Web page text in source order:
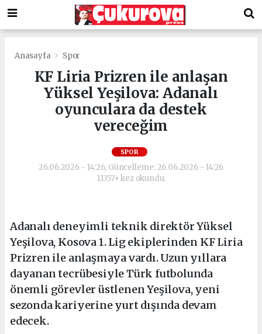
Anasayfa Spor
KF Liria Prizren ile anlaşan
Yüksel Yeşilova: Adanalı
oyunculara da destek
vereceğim
SPOR
26.06.2026 - 14:26, Güncelleme: 26.06.2026 - 14:26
11357+ kez okundu.
Adanalı deneyimli teknik direktör Yüksel
Yeşilova, Kosova 1. Lig ekiplerinden KF Liria
Prizren ile anlaşmaya vardı. Uzun yıllara
dayanan tecrübesiyle Türk futbolunda
önemli görevler üstlenen Yeşilova, yeni
sezonda kariyerine yurt dışında devam
edecek.